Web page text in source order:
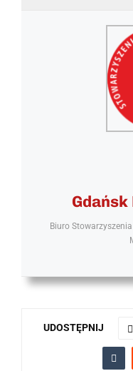
Biuro Stowarzyszenia
UDOSTĘPNIJ